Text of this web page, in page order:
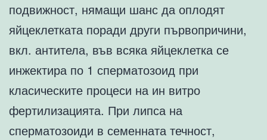
подвижност, нямащи шанс да оплодят
яйцеклетката поради други първопричини,
вкл. антитела, във всяка яйцеклетка се
инжектира по 1 сперматозоид при
класическите процеси на ин витро
фертилизацията. При липса на
сперматозоиди в семенната течност,